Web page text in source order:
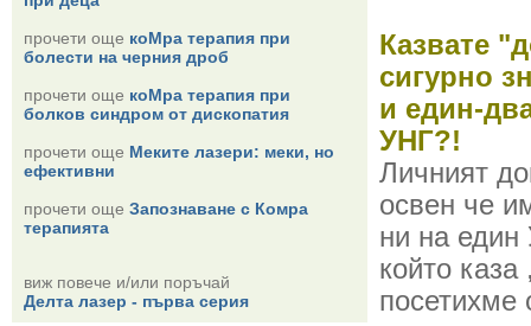
прочети още коМра терапия при
болести на черния дроб
прочети още коМра терапия при
болков синдром от дископатия
прочети още Меките лазери: меки, но
ефективни
прочети още Запознаване с Комра
терапията
виж повече и/или поръчай
Делта лазер - първа серия
Казвате
сигурно
и един-
УНГ?!
Личният
освен че
ни на един
който